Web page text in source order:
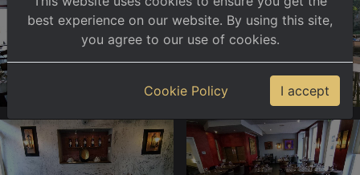
best experience on our website. By using this site,
you agree to our use of cookies.
Cookie Policy I accept